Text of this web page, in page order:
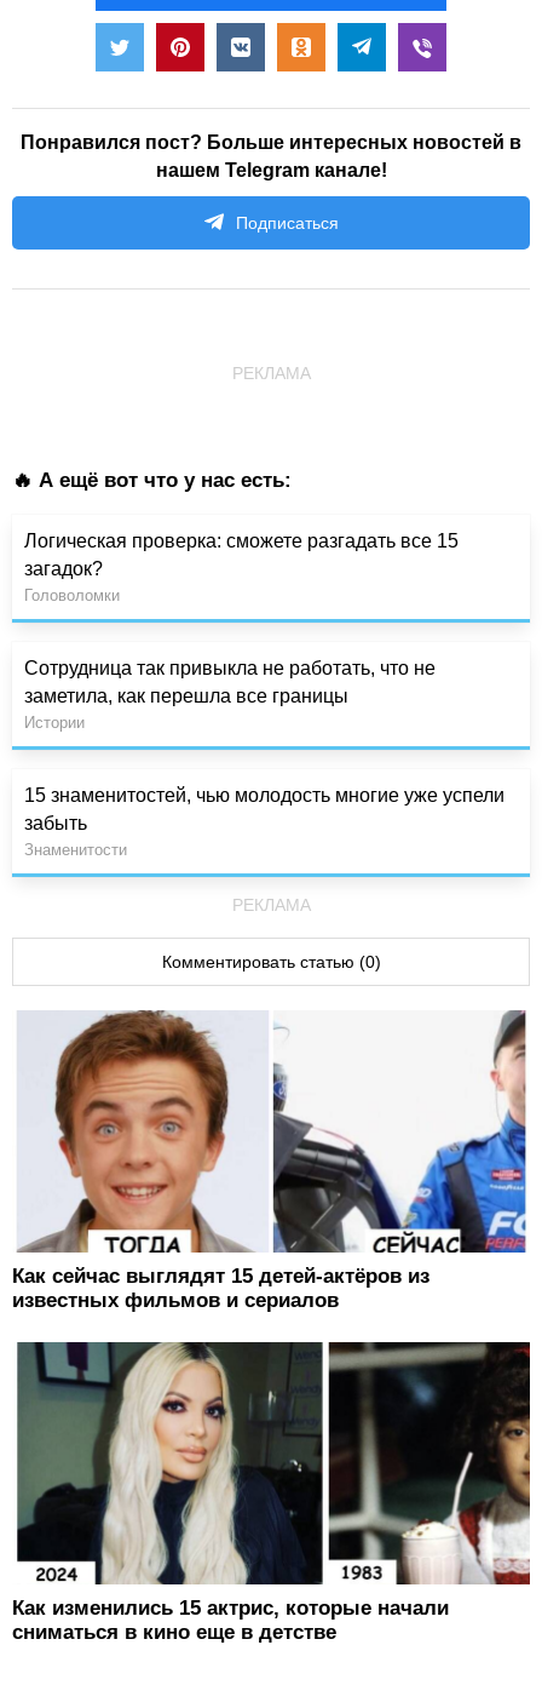
Понравился пост? Больше интересных новостей в
нашем Telegram канале!
Подписаться
РЕКЛАМА
🔥 А ещё вот что у нас есть:
Логическая проверка: сможете разгадать все 15
загадок?
Головоломки
Сотрудница так привыкла не работать, что не
заметила, как перешла все границы
Истории
15 знаменитостей, чью молодость многие уже успели
забыть
Знаменитости
РЕКЛАМА
Комментировать статью (0)
Как сейчас выглядят 15 детей-актёров из
известных фильмов и сериалов
Как изменились 15 актрис, которые начали
сниматься в кино еще в детстве